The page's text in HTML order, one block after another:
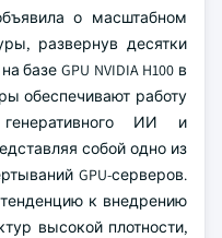
о масштабном
развернув десятки
GPU NVIDIA H100 в
обеспечивают работу
ИИ и
собой одно из
GPU-серверов.
к внедрению
высокой плотности,